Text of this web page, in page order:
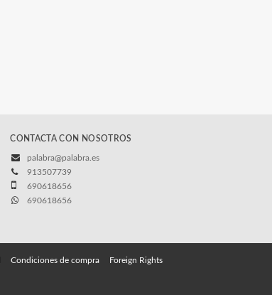
CONTACTA CON NOSOTROS
palabra@palabra.es
913507739
690618656
690618656
Condiciones de compra Foreign Rights